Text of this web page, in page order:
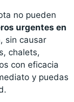
no pueden
urgentes en
sin causar
chalets,
con eficacia
y puedas